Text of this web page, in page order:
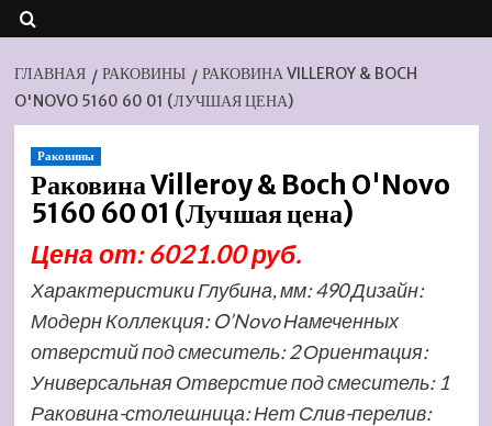
ГЛАВНАЯ РАКОВИНЫ
РАКОВИНА VILLEROY & BOCH
O'NOVO 5160 60 01 (ЛУЧШАЯ ЦЕНА)
Раковины
Раковина Villeroy & Boch O'Novo
5160 60 01 (Лучшая цена)
Цена от: 6021.00 руб.
Характеристики Глубина, мм: 490 Дизайн:
Модерн Коллекция: O’Novo Намеченных
отверстий под смеситель: 2 Ориентация:
Универсальная Отверстие под смеситель: 1
Раковина-столешница: Нет Слив-перелив: